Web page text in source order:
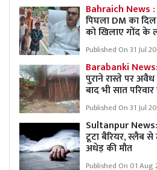
Bahraich News :
पिघला DM का
को खिलाए गोंद के
Published On 31 Jul
Barabanki News:
पुराने रास्ते पर
बाद भी सात
Published On 31 Jul
Sultanpur News:
टूटा बैरियर, स्लैब से
अधेड़ की मौत
Published On 01 Aug